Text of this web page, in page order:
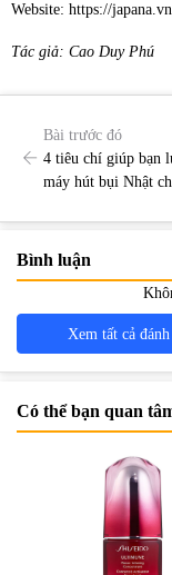
Website: https://japana.vn
Tác giả: Cao Duy Phú
Bài trước đó
4 tiêu chí giúp bạn
máy hút bụi Nhật
Bình luận
Xem tất cả
Có thể bạn quan